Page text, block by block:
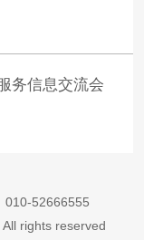
务信息交流会
010-52666555
rights reserved